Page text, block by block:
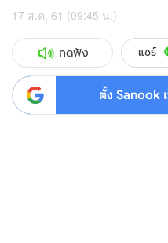
17 ส.ค. 61 (09:45 น.)
กดฟัง แชร์
ตั้ง Sanook